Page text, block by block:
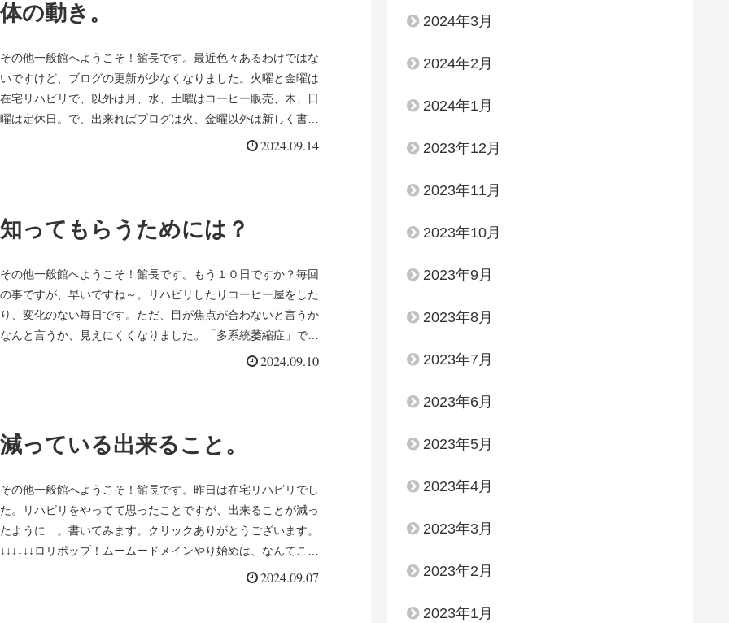
体の動き。
その他一般館へようこそ！館長です。最近色々あるわけではな
いですけど、ブログの更新が少なくなりました。火曜と金曜は
在宅リハビリで、以外は月、水、土曜はコーヒー販売、木、日
曜は定休日。で、出来ればブログは火、金曜以外は新しく書き
2024.09.14
知ってもらうためには？
その他一般館へようこそ！館長です。もう１０日ですか？毎回
の事ですが、早いですね～。リハビリしたりコーヒー屋をした
り、変化のない毎日です。ただ、目が焦点が合わないと言うか
なんと言うか、見えにくくなりました。「多系統萎縮症」であ
2024.09.10
減っている出来ること。
その他一般館へようこそ！館長です。昨日は在宅リハビリでし
た。リハビリをやってて思ったことですが、出来ることが減っ
たように…。書いてみます。クリックありがとうございます。
↓↓↓↓↓↓ロリポップ！ムームードメインやり始めは、なんてこと
2024.09.07
2024年3月
2024年2月
2024年1月
2023年12月
2023年11月
2023年10月
2023年9月
2023年8月
2023年7月
2023年6月
2023年5月
2023年4月
2023年3月
2023年2月
2023年1月